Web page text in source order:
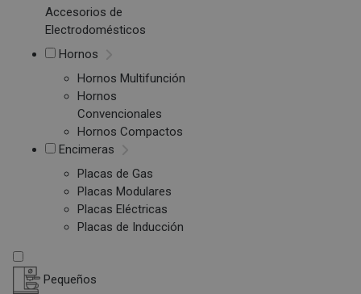
Accesorios de
Electrodomésticos
Hornos
Hornos Multifunción
Hornos
Convencionales
Hornos Compactos
Encimeras
Placas de Gas
Placas Modulares
Placas Eléctricas
Placas de Inducción
Pequeños